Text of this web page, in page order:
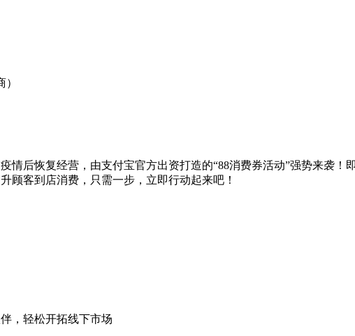
情后恢复经营，由支付宝官方出资打造的“88消费券活动”强势来袭
顾客到店消费，只需一步，立即行动起来吧！
，轻松开拓线下市场